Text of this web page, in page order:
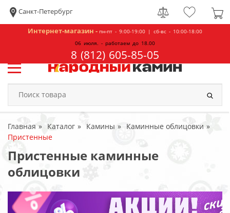
Санкт-Петербург
Интернет-магазин - пн-пт - 9:00-19:00 | сб-вс - 10:00-18:00
06 июля. - работаем до 18.00
8 (812) 605-85-05
Главная Каталог Камины
Каминные облицовки
Пристенные
Пристенные каминные
облицовки